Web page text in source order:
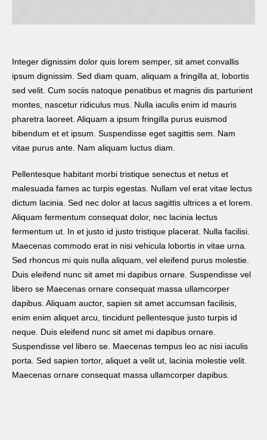
Integer dignissim dolor quis lorem semper, sit amet convallis
ipsum dignissim. Sed diam quam, aliquam a fringilla at, lobortis
sed velit. Cum sociis natoque penatibus et magnis dis parturient
montes, nascetur ridiculus mus. Nulla iaculis enim id mauris
pharetra laoreet. Aliquam a ipsum fringilla purus euismod
bibendum et et ipsum. Suspendisse eget sagittis sem. Nam
vitae purus ante. Nam aliquam luctus diam.
Pellentesque habitant morbi tristique senectus et netus et
malesuada fames ac turpis egestas. Nullam vel erat vitae lectus
dictum lacinia. Sed nec dolor at lacus sagittis ultrices a et lorem.
Aliquam fermentum consequat dolor, nec lacinia lectus
fermentum ut. In et justo id justo tristique placerat. Nulla facilisi.
Maecenas commodo erat in nisi vehicula lobortis in vitae urna.
Sed rhoncus mi quis nulla aliquam, vel eleifend purus molestie.
Duis eleifend nunc sit amet mi dapibus ornare. Suspendisse vel
libero se Maecenas ornare consequat massa ullamcorper
dapibus. Aliquam auctor, sapien sit amet accumsan facilisis,
enim enim aliquet arcu, tincidunt pellentesque justo turpis id
neque. Duis eleifend nunc sit amet mi dapibus ornare.
Suspendisse vel libero se. Maecenas tempus leo ac nisi iaculis
porta. Sed sapien tortor, aliquet a velit ut, lacinia molestie velit.
Maecenas ornare consequat massa ullamcorper dapibus.